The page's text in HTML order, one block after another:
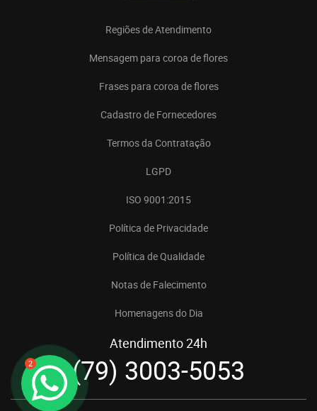
2
Regiões de Atendimento
Mensagem para coroa de flores
Frases para coroa de flores
Cadastro de Fornecedores
Termos da Contratação
LGPD
ISO 9001:2015
Política de Privacidade
Política de Qualidade
Notas de Falecimento
Homenagens do Dia
Atendimento 24h
(79) 3003-5053